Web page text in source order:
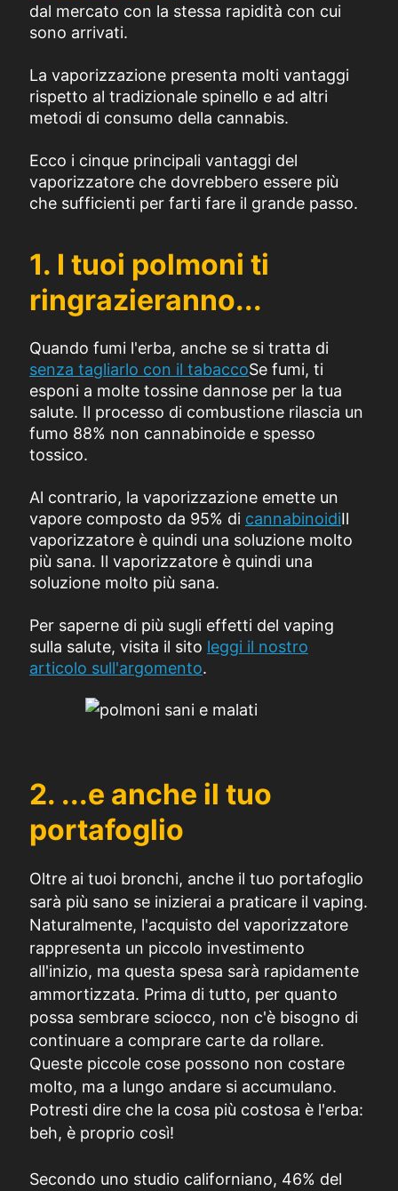
dal mercato con la stessa rapidità con cui
sono arrivati.
La vaporizzazione presenta molti vantaggi
rispetto al tradizionale spinello e ad altri
metodi di consumo della cannabis.
Ecco i cinque principali vantaggi del
vaporizzatore che dovrebbero essere più
che sufficienti per farti fare il grande passo.
1. I tuoi polmoni ti
ringrazieranno...
Quando fumi l'erba, anche se si tratta di
senza tagliarlo con il tabaccoSe fumi, ti
esponi a molte tossine dannose per la tua
salute. Il processo di combustione rilascia un
fumo 88% non cannabinoide e spesso
tossico.
Al contrario, la vaporizzazione emette un
vapore composto da 95% di cannabinoidiIl
vaporizzatore è quindi una soluzione molto
più sana. Il vaporizzatore è quindi una
soluzione molto più sana.
Per saperne di più sugli effetti del vaping
sulla salute, visita il sito leggi il nostro
articolo sull'argomento.
2. ...e anche il tuo
portafoglio
Oltre ai tuoi bronchi, anche il tuo portafoglio
sarà più sano se inizierai a praticare il vaping.
Naturalmente, l'acquisto del vaporizzatore
rappresenta un piccolo investimento
all'inizio, ma questa spesa sarà rapidamente
ammortizzata. Prima di tutto, per quanto
possa sembrare sciocco, non c'è bisogno di
continuare a comprare carte da rollare.
Queste piccole cose possono non costare
molto, ma a lungo andare si accumulano.
Potresti dire che la cosa più costosa è l'erba:
beh, è proprio così!
Secondo uno studio californiano, 46% del